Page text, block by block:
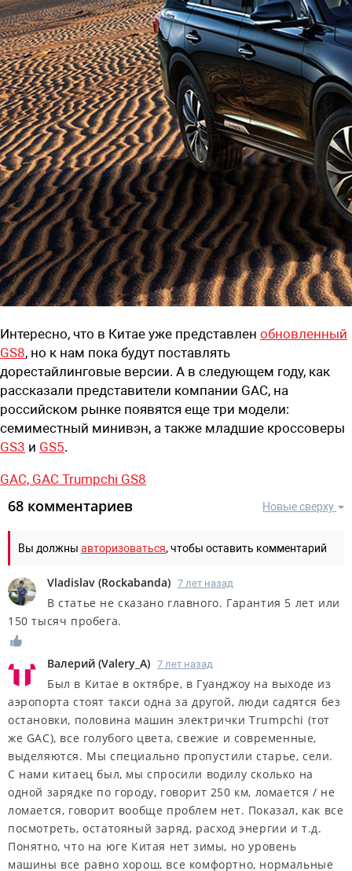
Интересно, что в Китае уже представлен обновленный
GS8, но к нам пока будут поставлять
дорестайлинговые версии. А в следующем году, как
рассказали представители компании GAC, на
российском рынке появятся еще три модели:
семиместный минивэн, а также младшие кроссоверы
GS3 и GS5.
GAC, GAC Trumpchi GS8
Новые сверху
68 комментариев
Вы должны авторизоваться, чтобы оставить комментарий
Vladislav (Rockabanda) 7 лет назад
В статье не сказано главного. Гарантия 5 лет или
150 тысяч пробега.
Валерий (Valery_A) 7 лет назад
Был в Китае в октябре, в Гуанджоу на выходе из
аэропорта стоят такси одна за другой, люди садятся без
остановки, половина машин электрички Trumpchi (тот
же GAC), все голубого цвета, свежие и современные,
выделяются. Мы специально пропустили старье, сели.
С нами китаец был, мы спросили водилу сколько на
одной зарядке по городу, говорит 250 км, ломается / не
ломается, говорит вообще проблем нет. Показал, как все
посмотреть, остатояный заряд, расход энергии и т.д.
Понятно, что на юге Китая нет зимы, но уровень
машины все равно хорош, все комфортно, нормальные